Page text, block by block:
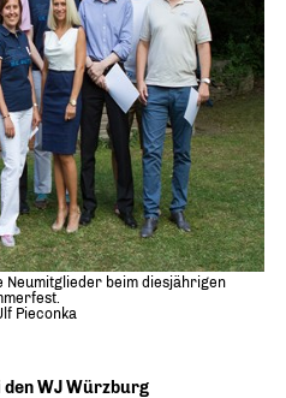
Neumitglieder beim diesjährigen
Pieconka
WJ Würzburg